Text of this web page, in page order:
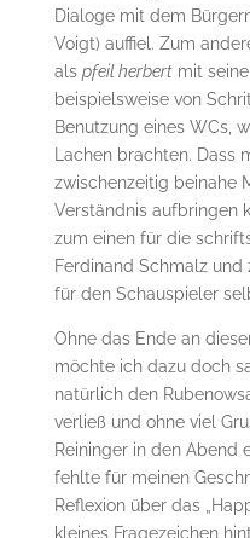
Dialoge mit dem
Voigt) auffiel. Zum
als pfeil herbertmit
beispielsweise von
Benutzung eines WCs,
Lachen brachten. Dass
zwischenzeitig beinahe
Verständnis aufbringen
zum einen für die
Ferdinand Schmalz
für den Schauspieler
Ohne das Ende an
möchte ich dazu doch
natürlich den
verließ und ohne viel
Reininger in den Abend
fehlte für meinen
Reflexion über das
kleines Fragezeichen